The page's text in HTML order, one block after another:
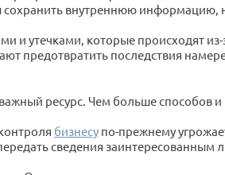
внутреннюю информацию,
и утечками, которые происходят
предотвратить последствия
ресурс. Чем больше способов
бизнесу по-прежнему
сведения